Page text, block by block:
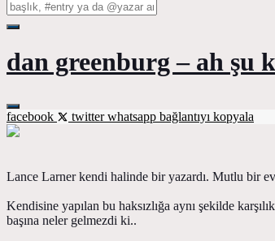
dan greenburg – ah şu
facebook twitterwhatsapp bağlantıyı kopyala
Lance Larner kendi halinde bir yazardı. Mutlu bir
Kendisine yapılan bu haksızlığa aynı şekilde
başına neler gelmezdi ki..